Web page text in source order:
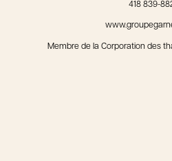
418 839-
Membre de la Corporation des